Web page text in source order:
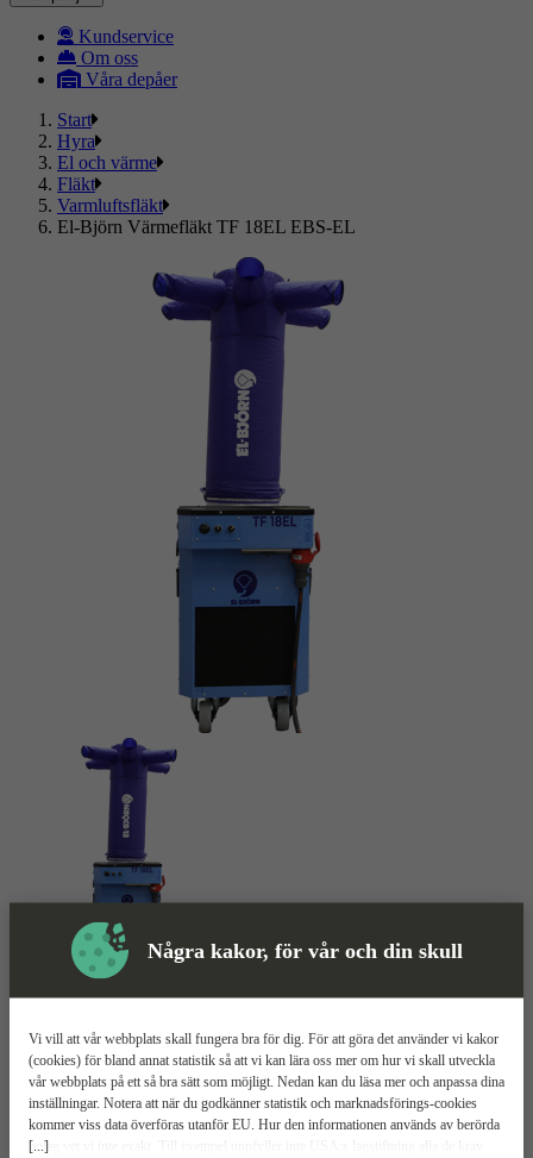
Några kakor, för vår och din skull
[...]
Vi vill att vår webbplats skall fungera bra för dig. För att göra det använder vi kakor
(cookies) för bland annat statistik så att vi kan lära oss mer om hur vi skall utveckla
vår webbplats på ett så bra sätt som möjligt. Nedan kan du läsa mer och anpassa dina
inställningar. Notera att när du godkänner statistik och marknadsförings-cookies
kommer viss data överföras utanför EU. Hur den informationen används av berörda
bolag vet vi inte exakt. Till exempel uppfyller inte USA:s lagstiftning alla de krav
Kundservice
Om oss
Våra depåer
Start
Hyra
El och värme
Fläkt
Varmluftsfläkt
El-Björn Värmefläkt TF 18EL EBS-EL
Värmefläkt Mer information
El-Björn TF 18EL EBS-EL